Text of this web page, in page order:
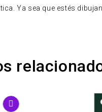
Ya sea que estés